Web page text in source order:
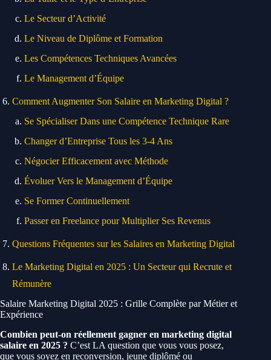
Le Secteur d’Activité
Le Niveau de Diplôme et Formation
Les Compétences Techniques Avancées
Le Management d’Équipe
Comment Augmenter Son Salaire en Marketing Digital ?
Se Spécialiser Dans une Compétence Technique Rare
Changer d’Entreprise Tous les 3-4 Ans
Négocier Efficacement avec Méthode
Évoluer Vers le Management d’Équipe
Se Former Continuellement
Passer en Freelance pour Multiplier Ses Revenus
Questions Fréquentes sur les Salaires en Marketing Digital
Le Marketing Digital en 2025 : Un Secteur qui Recrute et
Rémunère
Salaire Marketing Digital 2025 : Grille Complète par Métier et
Expérience
Combien peut-on réellement gagner en marketing digital
salaire en 2025 ? C’est LA question que vous vous posez,
que vous soyez en reconversion, jeune diplômé ou